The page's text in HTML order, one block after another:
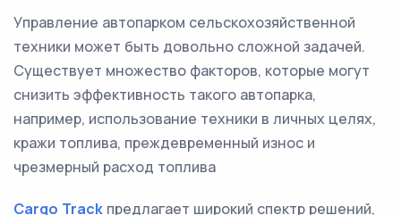
Управление автопарком сельскохозяйственной
техники может быть довольно сложной задачей.
Существует множество факторов, которые могут
снизить эффективность такого автопарка,
например, использование техники в личных целях,
кражи топлива, преждевременный износ и
чрезмерный расход топлива
Cargo Track предлагает широкий спектр решений,